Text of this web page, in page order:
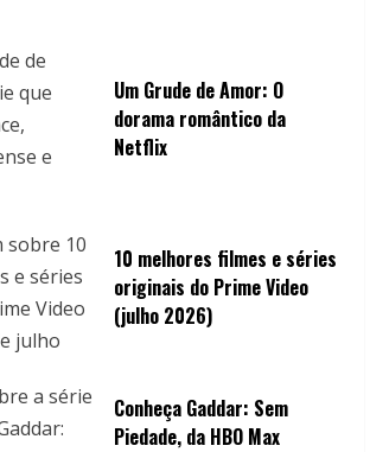
Um Grude de Amor: O
dorama romântico da
Netflix
10 melhores filmes e séries
originais do Prime Video
(julho 2026)
Conheça Gaddar: Sem
Piedade, da HBO Max